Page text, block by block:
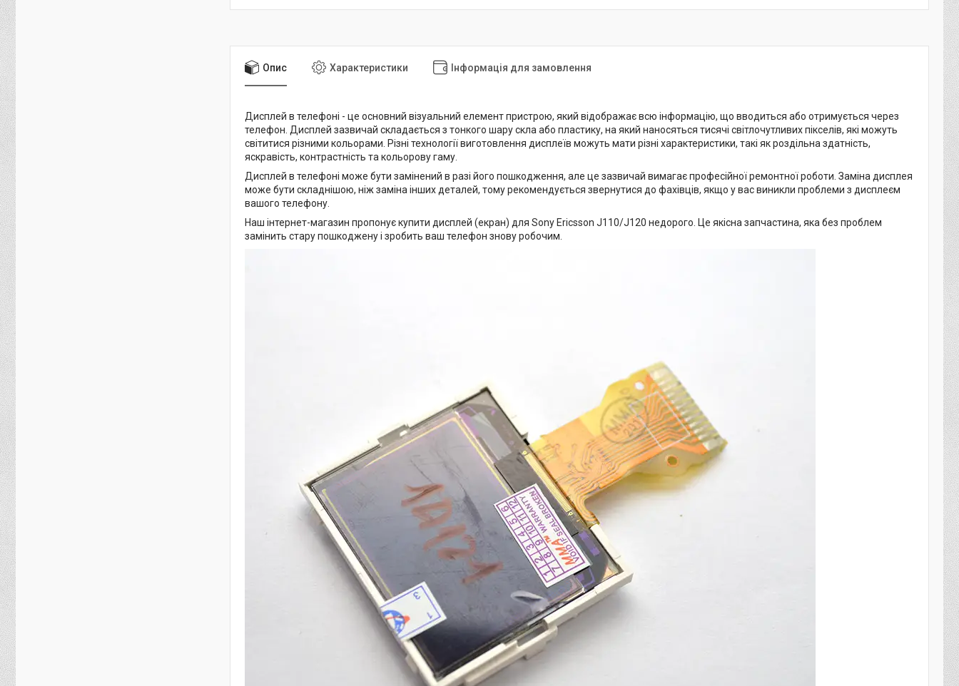
Опис Характеристики Інформація для замовлення
Дисплей в телефоні - це основний візуальний елемент пристрою, який відображає всю інформацію, що вводиться або отримується через
телефон. Дисплей зазвичай складається з тонкого шару скла або пластику, на який наносяться тисячі світлочутливих пікселів, які можуть
світитися різними кольорами. Різні технології виготовлення дисплеїв можуть мати різні характеристики, такі як роздільна здатність,
яскравість, контрастність та кольорову гаму.
Дисплей в телефоні може бути замінений в разі його пошкодження, але це зазвичай вимагає професійної ремонтної роботи. Заміна дисплея
може бути складнішою, ніж заміна інших деталей, тому рекомендується звернутися до фахівців, якщо у вас виникли проблеми з дисплеєм
вашого телефону.
Наш інтернет-магазин пропонує купити дисплей (екран) для Sony Ericsson J110/J120 недорого. Це якісна запчастина, яка без проблем
замінить стару пошкоджену і зробить ваш телефон знову робочим.